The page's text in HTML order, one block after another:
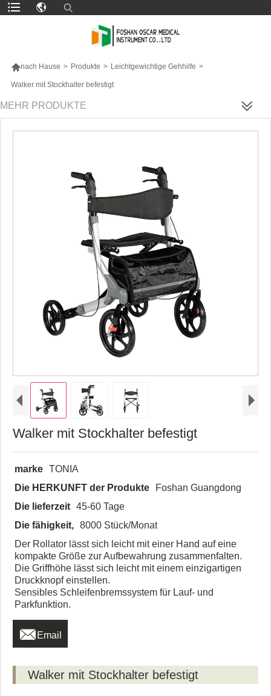
nach Hause > Produkte > Leichtgewichtige Gehhilfe >
Walker mit Stockhalter befestigt
MEHR PRODUKTE
Walker mit Stockhalter befestigt
marke TONIA
Die HERKUNFT der Produkte
Foshan Guangdong
Die lieferzeit 45-60 Tage
Die fähigkeit, 8000 Stück/Monat
Der Rollator lässt sich leicht mit einer Hand auf eine
kompakte Größe zur Aufbewahrung zusammenfalten.
Die Griffhöhe lässt sich leicht mit einem einzigartigen
Druckknopf einstellen.
Sensibles Schleifenbremssystem für Lauf- und
Parkfunktion.
 Email
Walker mit Stockhalter befestigt